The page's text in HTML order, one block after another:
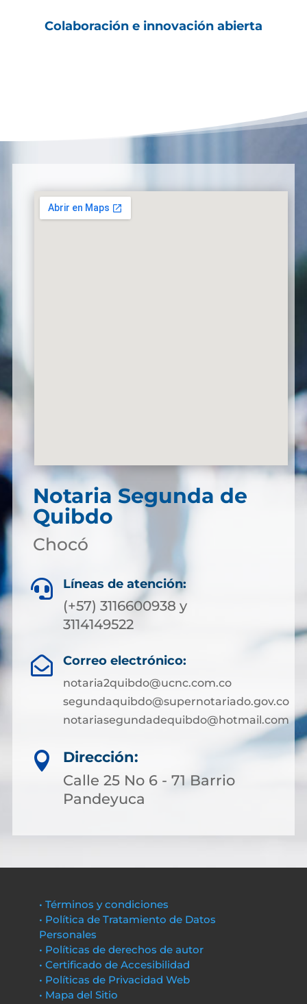
Colaboración e innovación abierta
Notaria Segunda de
Quibdo
Chocó
 Líneas de atención:
(+57) 3116600938 y
3114149522
 Correo electrónico:
notaria2quibdo@ucnc.com.co
segundaquibdo@supernotariado.gov.co
notariasegundadequibdo@hotmail.com

Dirección:
Calle 25 No 6 - 71 Barrio
Pandeyuca
• Términos y condiciones
• Política de Tratamiento de Datos
Personales
• Políticas de derechos de autor
• Certificado de Accesibilidad
• Políticas de Privacidad Web
• Mapa del Sitio